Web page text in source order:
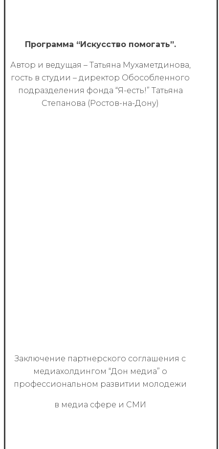
Программа “Искусство помогать”.
Автор и ведущая – Татьяна Мухаметдинова,
гость в студии – директор Обособленного
подра­зделения фонда “Я-ес­ть!” Татьяна
Степанова (Ростов-на-Дону)
Заключение партнерского соглашения с
медиахолдингом “Дон медиа” о
профессиональном развитии молодежи
в медиа сфере и СМИ